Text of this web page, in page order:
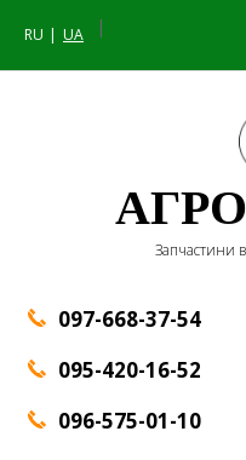
RU UA |
Запчастини
097-668-37-54
095-420-16-52
096-575-01-10